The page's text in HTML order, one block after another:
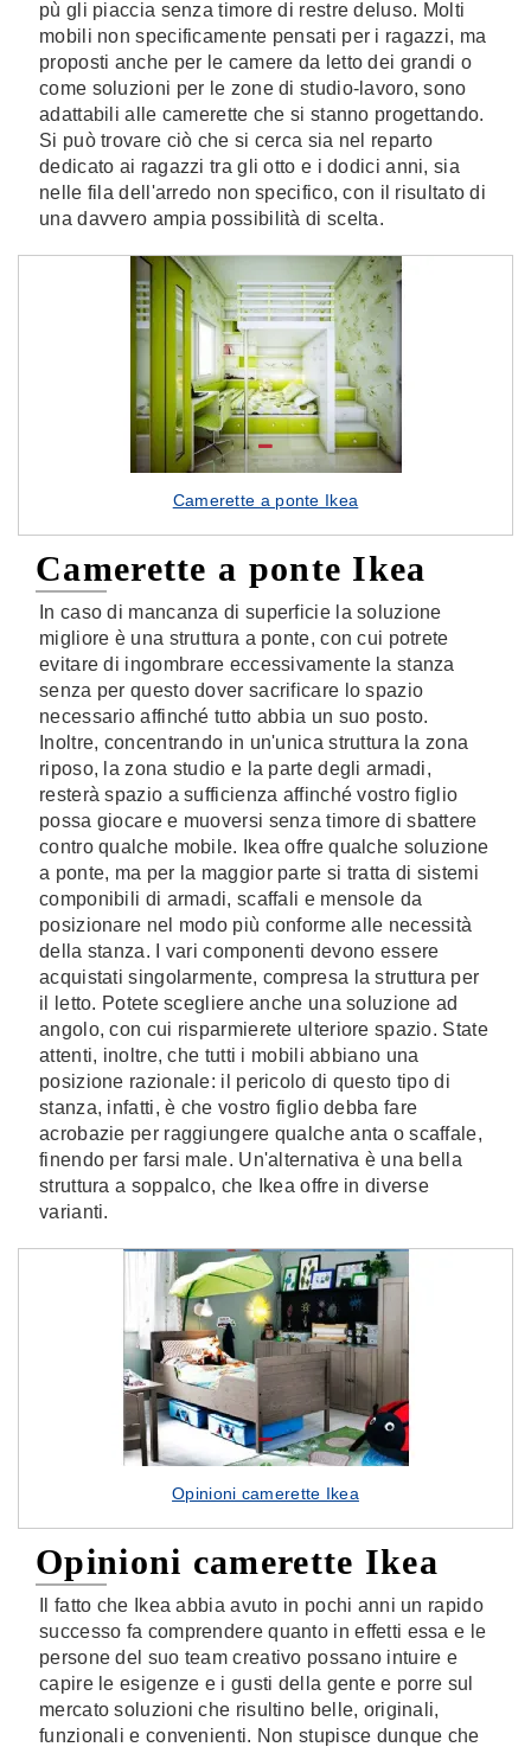
pù gli piaccia senza timore di restre deluso. Molti
mobili non specificamente pensati per i ragazzi, ma
proposti anche per le camere da letto dei grandi o
come soluzioni per le zone di studio-lavoro, sono
adattabili alle camerette che si stanno progettando.
Si può trovare ciò che si cerca sia nel reparto
dedicato ai ragazzi tra gli otto e i dodici anni, sia
nelle fila dell'arredo non specifico, con il risultato di
una davvero ampia possibilità di scelta.
Camerette a ponte Ikea
Camerette a ponte Ikea
In caso di mancanza di superficie la soluzione
migliore è una struttura a ponte, con cui potrete
evitare di ingombrare eccessivamente la stanza
senza per questo dover sacrificare lo spazio
necessario affinché tutto abbia un suo posto.
Inoltre, concentrando in un'unica struttura la zona
riposo, la zona studio e la parte degli armadi,
resterà spazio a sufficienza affinché vostro figlio
possa giocare e muoversi senza timore di sbattere
contro qualche mobile. Ikea offre qualche soluzione
a ponte, ma per la maggior parte si tratta di sistemi
componibili di armadi, scaffali e mensole da
posizionare nel modo più conforme alle necessità
della stanza. I vari componenti devono essere
acquistati singolarmente, compresa la struttura per
il letto. Potete scegliere anche una soluzione ad
angolo, con cui risparmierete ulteriore spazio. State
attenti, inoltre, che tutti i mobili abbiano una
posizione razionale: il pericolo di questo tipo di
stanza, infatti, è che vostro figlio debba fare
acrobazie per raggiungere qualche anta o scaffale,
finendo per farsi male. Un'alternativa è una bella
struttura a soppalco, che Ikea offre in diverse
varianti.
Opinioni camerette Ikea
Opinioni camerette Ikea
Il fatto che Ikea abbia avuto in pochi anni un rapido
successo fa comprendere quanto in effetti essa e le
persone del suo team creativo possano intuire e
capire le esigenze e i gusti della gente e porre sul
mercato soluzioni che risultino belle, originali,
funzionali e convenienti. Non stupisce dunque che